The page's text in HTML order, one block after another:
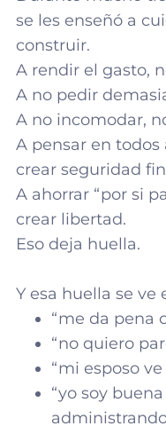
se les enseñó a
construir.
A rendir el gasto,
A no pedir
A no incomodar,
A pensar en todos
crear seguridad
A ahorrar “por si
crear libertad.
Eso deja huella.
Y esa huella se ve
“me da pena
“no quiero
“mi esposo
“yo soy